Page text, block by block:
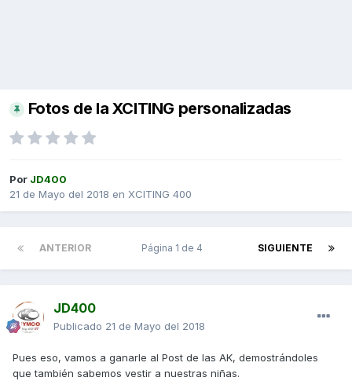
Fotos de la XCITING personalizadas
Por JD400
21 de Mayo del 2018 en XCITING 400
ANTERIOR SIGUIENTE
Página 1 de 4
JD400
Publicado 21 de Mayo del 2018
Pues eso, vamos a ganarle al Post de las AK, demostrándoles
que también sabemos vestir a nuestras niñas.